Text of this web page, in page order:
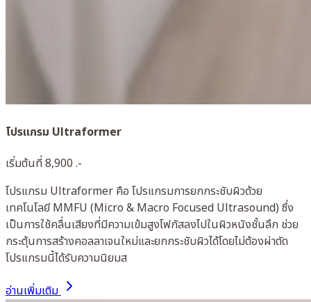
โปรแกรม Ultraformer
เริ่มต้นที่ 8,900 .-
โปรแกรม Ultraformer คือ โปรแกรมการยกกระชับผิวด้วย
เทคโนโลยี MMFU (Micro & Macro Focused Ultrasound) ซึ่ง
เป็นการใช้คลื่นเสียงที่มีความเข้มสูงโฟกัสลงไปในผิวหนังชั้นลึก ช่วย
กระตุ้นการสร้างคอลลาเจนใหม่และยกกระชับผิวได้โดยไม่ต้องผ่าตัด
โปรแกรมนี้ได้รับความนิยมส
อ่านเพิ่มเติม